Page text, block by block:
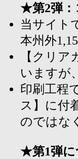
★第2弾：
当サイト
本州外
【クリ
いますが
印刷工程
ス】に付
のではな
★第1弾に